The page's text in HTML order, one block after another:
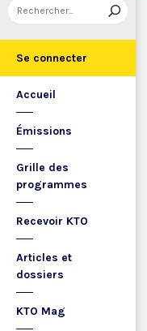
Se connecter
Accueil
Émissions
Grille des
programmes
Recevoir KTO
Articles et
dossiers
KTO Mag